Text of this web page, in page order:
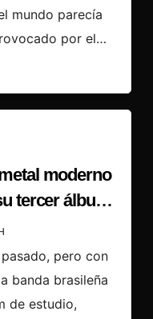
mundo parecía
por el…
moderno
tercer álbum,
pero con
banda brasileña
de estudio,